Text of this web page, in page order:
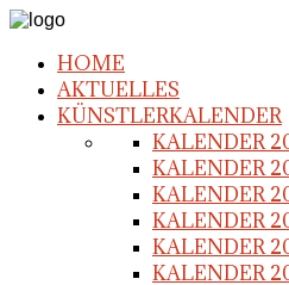
HOME
AKTUELLES
KÜNSTLERKALENDER
KALENDER
KALENDER
KALENDER
KALENDER
KALENDER
KALENDER